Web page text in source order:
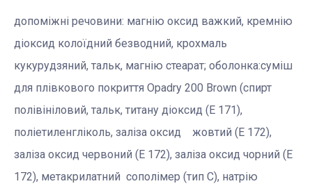
допоміжні речовини: магнію оксид важкий, кремнію
діоксид колоїдний безводний, крохмаль
кукурудзяний, тальк, магнію стеарат; оболонка:суміш
для плівкового покриття Opadry 200 Brown (спирт
полівініловий, тальк, титану діоксид (Е 171),
поліетиленгліколь, заліза оксид жовтий (Е 172),
заліза оксид червоний (Е 172), заліза оксид чорний (Е
172), метакрилатний сополімер (тип С), натрію